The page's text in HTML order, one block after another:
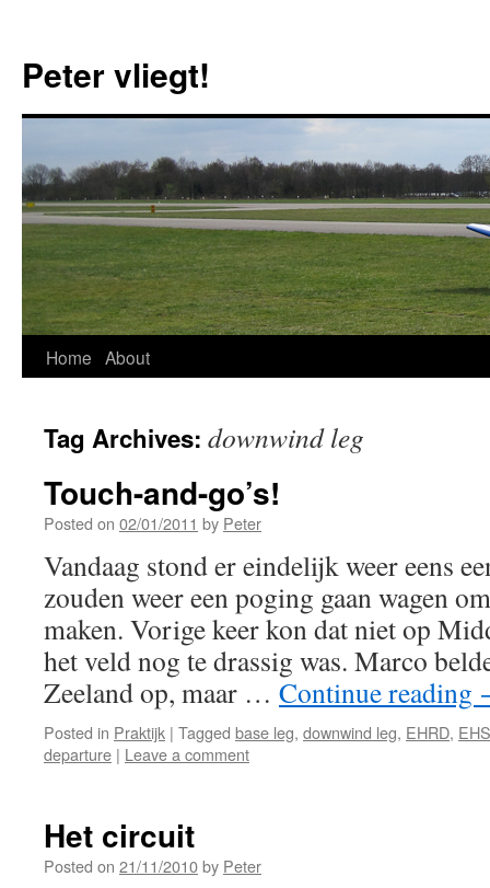
content
Peter vliegt!
Home About
Tag Archives: downwind leg
Touch-and-go’s!
Posted on 02/01/2011 by Peter
Vandaag stond er eindelijk weer eens
zouden weer een poging gaan wagen
maken. Vorige keer kon dat niet op
het veld nog te drassig was. Marco
Zeeland op, maar … Continue reading
Posted in Praktijk | Tagged base leg, downwind leg, EHRD,
departure | Leave a comment
Het circuit
Posted on 21/11/2010by Peter